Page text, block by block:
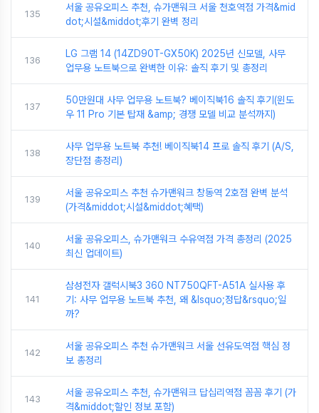
135
서울 공유오피스 추천, 슈가맨워크 서울 천호역점 가격&mid
dot;시설&middot;후기 완벽 정리
136
LG 그램 14 (14ZD90T-GX50K) 2025년 신모델, 사무
업무용 노트북으로 완벽한 이유: 솔직 후기 및 총정리
137
50만원대 사무 업무용 노트북? 베이직북16 솔직 후기(윈도
우 11 Pro 기본 탑재 &amp; 경쟁 모델 비교 분석까지)
138
사무 업무용 노트북 추천! 베이직북14 프로 솔직 후기 (A/S,
장단점 총정리)
139
서울 공유오피스 추천 슈가맨워크 창동역 2호점 완벽 분석
(가격&middot;시설&middot;혜택)
140
서울 공유오피스, 슈가맨워크 수유역점 가격 총정리 (2025
최신 업데이트)
141
삼성전자 갤럭시북3 360 NT750QFT-A51A 실사용 후
기: 사무 업무용 노트북 추천, 왜 &lsquo;정답&rsquo;일
까?
142
서울 공유오피스 추천 슈가맨워크 서울 선유도역점 핵심 정
보 총정리
143
서울 공유오피스 추천, 슈가맨워크 답십리역점 꼼꼼 후기 (가
격&middot;할인 정보 포함)